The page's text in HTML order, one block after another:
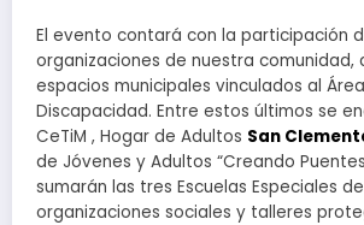
El evento contará con la participación
organizaciones de nuestra comunidad,
espacios municipales vinculados al
Discapacidad. Entre estos últimos se
CeTiM , Hogar de Adultos San
de Jóvenes y Adultos “Creando
sumarán las tres Escuelas Especiales
organizaciones sociales y talleres